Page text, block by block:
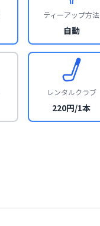
ティーアップ方法
自動
レンタルクラブ
220円/1本